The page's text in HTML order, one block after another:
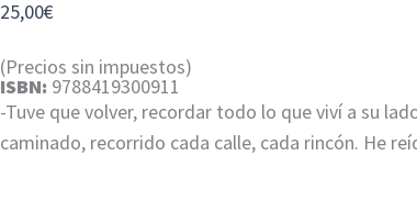
25,00€
(Precios sin impuestos)
ISBN: 9788419300911
-Tuve que volver, recordar todo lo que viví a su
caminado, recorrido cada calle, cada rincón. He